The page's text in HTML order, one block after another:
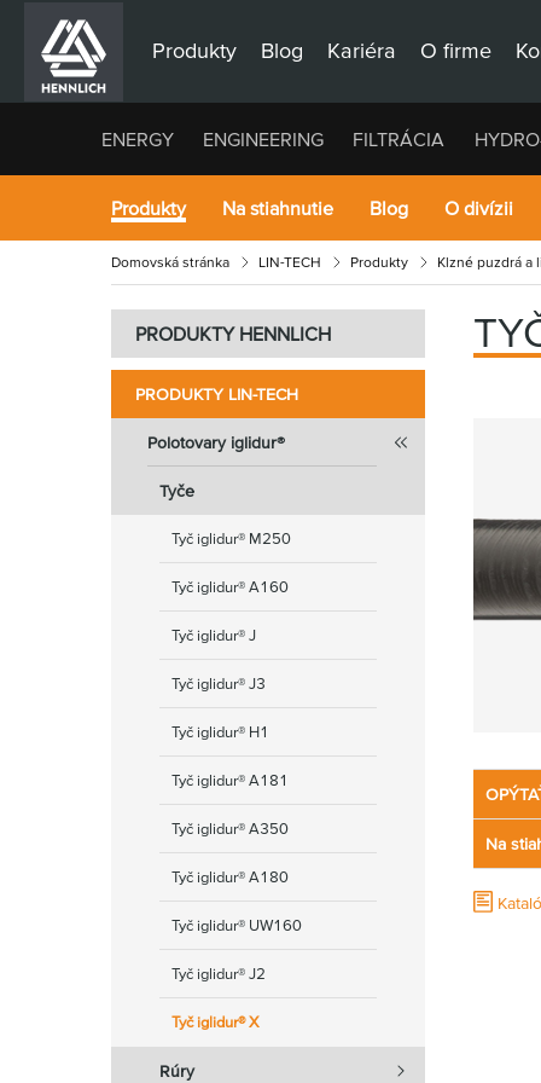
Produkty Blog Kariéra O firme
ENERGY ENGINEERING FILTRÁCIA
Produkty Na stiahnutie Blog O divízii
Domovská stránka LIN-TECH Produkty Klzné puzdrá a
PRODUKTY HENNLICH
PRODUKTY LIN-TECH
Polotovary iglidur®
Tyče
Tyč iglidur® M250
Tyč iglidur® A160
Tyč iglidur® J
Tyč iglidur® J3
Tyč iglidur® H1
Tyč iglidur® A181
Tyč iglidur® A350
Tyč iglidur® A180
Tyč iglidur® UW160
Tyč iglidur® J2
Tyč iglidur® X
Rúry
Na